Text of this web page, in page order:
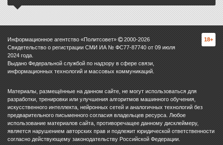
Информационное агентство «Политсовет» 2000-2026
Свидетельство о регистрации СМИ ИА № ФС77-87740 от 09 июля
2024 года.
Выдано Федеральной службой по надзору в сфере связи,
информационных технологий и массовых коммуникаций.
18+
Материалы, размещённые на данном сайте, не могут использоваться для
разработки, тренировки или улучшения алгоритмов машинного обучения,
искусственного интеллекта, нейронных сетей и аналогичных технологий без
предварительного письменного согласия владельцев ресурса. Любое
использование материалов сайта, противоречащее данному дисклеймеру,
является нарушением авторских прав и подлежит юридической ответственности
согласно действующему законодательству Российской Федерации.